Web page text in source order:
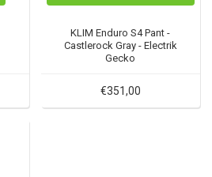
KLIM Enduro S4 Pant -
Castlerock Gray - Electrik
Gecko
€351,00